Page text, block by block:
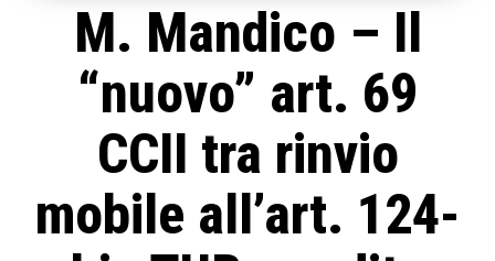
M. Mandico – Il
“nuovo” art. 69
CCII tra rinvio
mobile all’art. 124-